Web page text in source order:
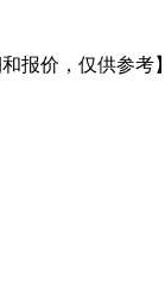
报价，仅供参考】